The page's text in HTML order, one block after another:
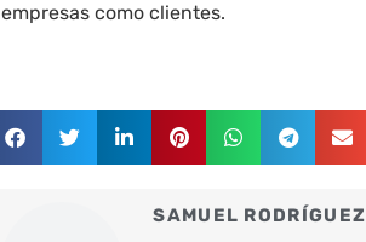
empresas como clientes.
SAMUEL RODRÍGUEZ